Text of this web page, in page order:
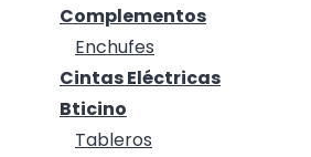
Complementos
Enchufes
Cintas Eléctricas
Bticino
Tableros